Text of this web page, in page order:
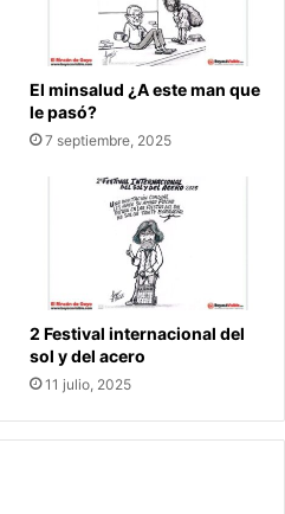
El minsalud ¿A este man que
le pasó?
7 septiembre, 2025
2 Festival internacional del
sol y del acero
11 julio, 2025